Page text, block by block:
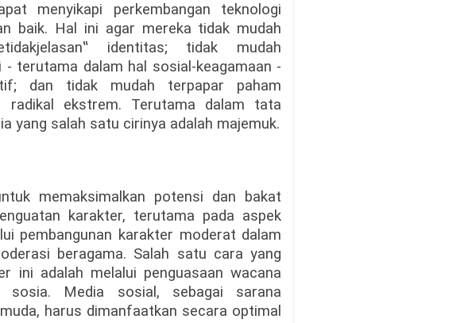
menyikapi perkembangan teknologi
baik. Hal ini agar mereka tidak mudah
identitas; tidak mudah
terutama dalam hal sosial-keagamaan -
dan tidak mudah terpapar paham
radikal ekstrem. Terutama dalam tata
yang salah satu cirinya adalah majemuk.
memaksimalkan potensi dan bakat
karakter, terutama pada aspek
pembangunan karakter moderat dalam
beragama. Salah satu cara yang
ini adalah melalui penguasaan wacana
sosia. Media sosial, sebagai sarana
harus dimanfaatkan secara optimal